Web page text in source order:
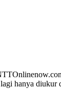
hanya diukur